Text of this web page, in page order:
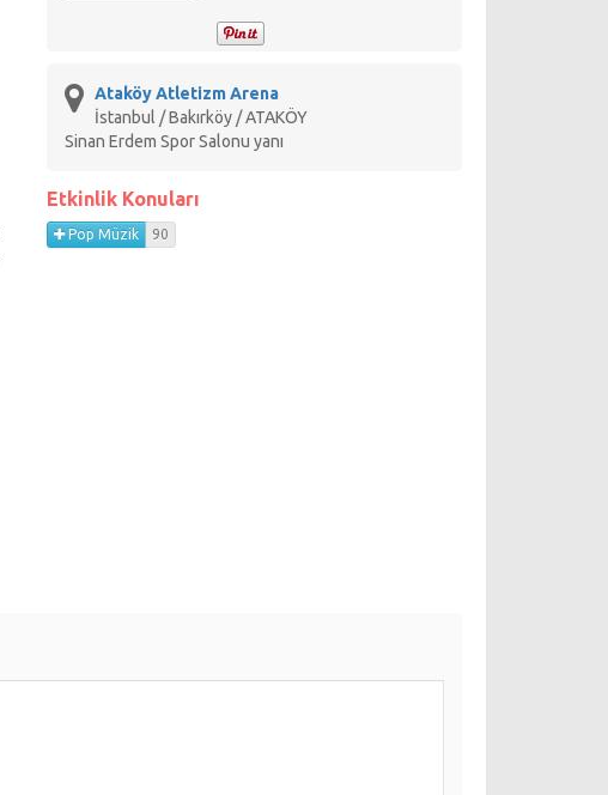
Ataköy Atletizm Arena
İstanbul / Bakırköy / ATAKÖY
Sinan Erdem Spor Salonu yanı
Etkinlik Konuları
Pop Müzik 90